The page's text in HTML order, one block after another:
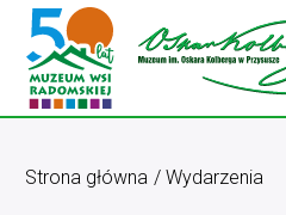
Strona główna Wydarzenia